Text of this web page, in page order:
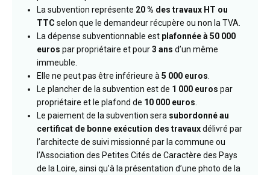
La subvention représente 20 % des travaux HT ou
TTC selon que le demandeur récupère ou non la TVA.
La dépense subventionnable est plafonnée à 50 000
euros par propriétaire et pour3 ans d’un même
immeuble.
Elle ne peut pas être inférieure à 5 000 euros
Le plancher de la subvention est de 1 000 euros par
propriétaire et le plafond de 10 000 euros
Le paiement de la subvention sera subordonné au
certificat de bonne exécution des travauxdélivré par
l’architecte de suivi missionné par la commune ou
l’Association des Petites Cités de Caractère des Pays
de la Loire, ainsi qu’à la présentation d’une photo de la